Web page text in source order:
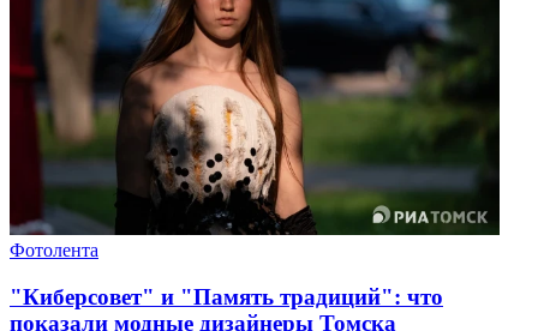
Фотолента
"Киберсовет" и "Память традиций": что
показали модные дизайнеры Томска